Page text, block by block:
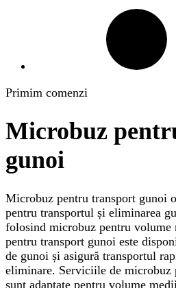
Primim comenzi
Microbuz
gunoi
Microbuz pentru transport gunoi
pentru transportul și eliminarea
folosind microbuz pentru
pentru transport gunoi este
de gunoi și asigură transportul
eliminare. Serviciile de microbuz
sunt adaptate pentru volume